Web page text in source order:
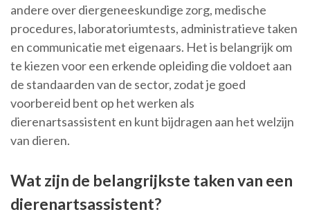
andere over diergeneeskundige zorg, medische
procedures, laboratoriumtests, administratieve taken
en communicatie met eigenaars. Het is belangrijk om
te kiezen voor een erkende opleiding die voldoet aan
de standaarden van de sector, zodat je goed
voorbereid bent op het werken als
dierenartsassistent en kunt bijdragen aan het welzijn
van dieren.
Wat zijn de belangrijkste taken van een
dierenartsassistent?